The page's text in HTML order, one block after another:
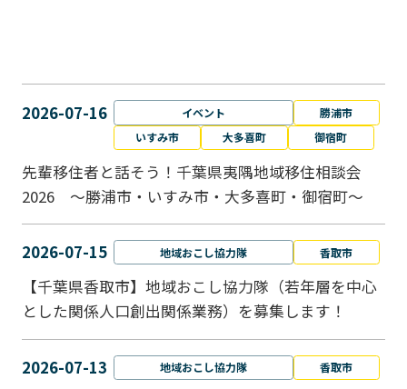
2026-07-16 イベント
勝浦市
いすみ市
大多喜町 御宿町
先輩移住者と話そう！千葉県夷隅地域移住相談会
2026 ～勝浦市・いすみ市・大多喜町・御宿町～
2026-07-15 地域おこし協力隊 香取市
【千葉県香取市】地域おこし協力隊（若年層を中心
とした関係人口創出関係業務）を募集します！
2026-07-13 地域おこし協力隊 香取市